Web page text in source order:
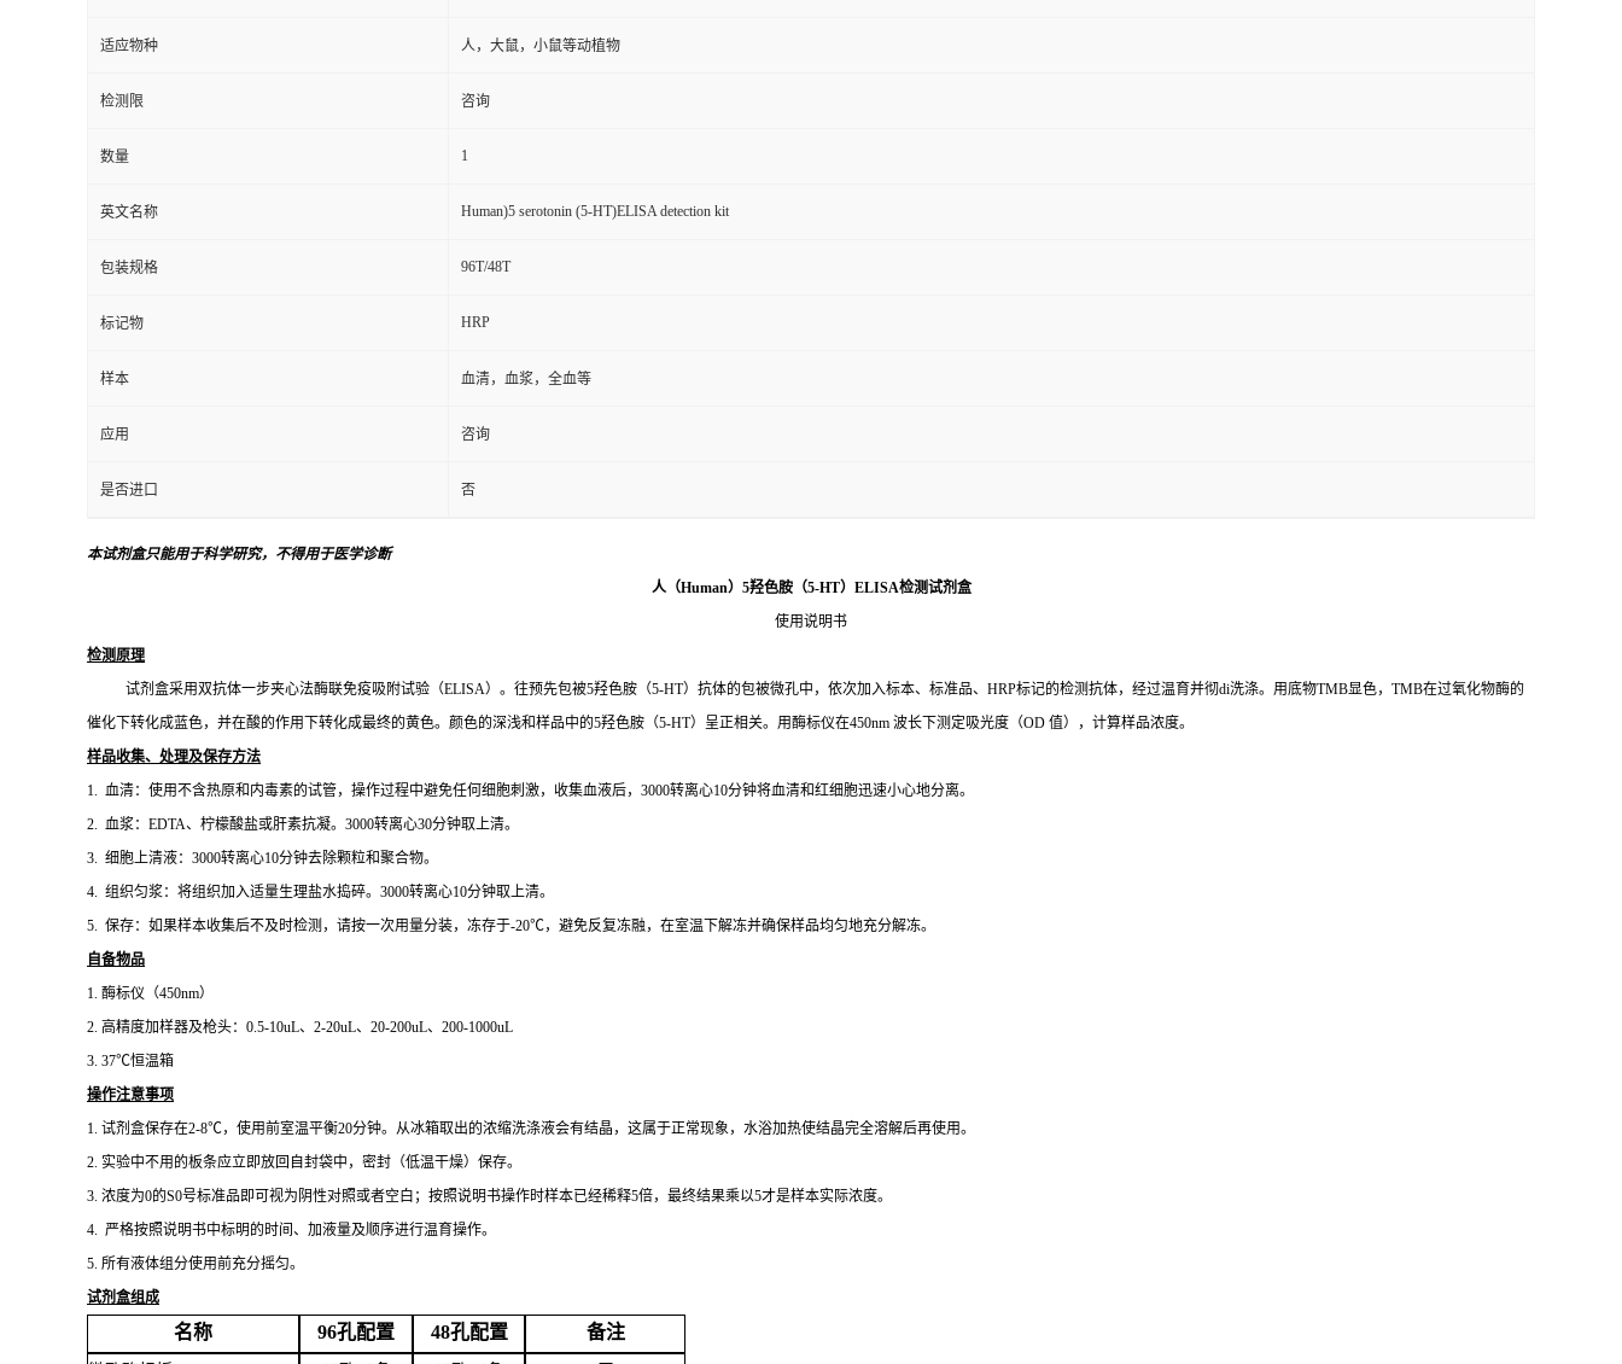
适应物种 人，大鼠，小鼠等动植物
检测限 咨询
数量 1
英文名称 Human)5 serotonin (5-HT)ELISA detection kit
包装规格 96T/48T
标记物 HRP
样本 血清，血浆，全血等
应用 咨询
是否进口 否
本试剂盒只能用于科学研究，不得用于医学诊断
人（Human） 5羟色胺（5-HT） ELISA检测试剂盒
使用说明书
检测原理
试剂盒采用双抗体一步夹心法酶联免疫吸附试验（ELISA）。往预先包被5羟色胺（5-HT） 抗体的包被微孔中，依次加入标本、标准品、 HRP标记的检测抗体，经过温育并彻di洗涤。用底物TMB显色，TMB在过氧化物酶的
催化下转化成蓝色，并在酸的作用下转化成最终的黄色。颜色的深浅和样品中的5羟色胺（5-HT） 呈正相关。用酶标仪在450nm 波长下测定吸光度（OD 值），计算样品浓度。
样品收集、处理及保存方法
1. 血清：使用不含热原和内毒素的试管，操作过程中避免任何细胞刺激，收集血液后，3000转离心10分钟将血清和红细胞迅速小心地分离。
2. 血浆：EDTA、柠檬酸盐或肝素抗凝。3000转离心30分钟取上清。
3. 细胞上清液：3000转离心10分钟去除颗粒和聚合物。
4. 组织匀浆：将组织加入适量生理盐水捣碎。3000转离心10分钟取上清。
5. 保存：如果样本收集后不及时检测，请按一次用量分装，冻存于-20℃，避免反复冻融，在室温下解冻并确保样品均匀地充分解冻。
自备物品
1. 酶标仪（450nm）
2. 高精度加样器及枪头： 0.5-10uL、2-20uL、20-200uL、200-1000uL
3. 37℃恒温箱
操作注意事项
1. 试剂盒保存在2-8℃，使用前室温平衡20分钟。从冰箱取出的浓缩洗涤液会有结晶，这属于正常现象，水浴加热使结晶完全溶解后再使用。
2. 实验中不用的板条应立即放回自封袋中，密封（低温干燥）保存。
3. 浓度为0的S0号标准品即可视为阴性对照或者空白；按照说明书操作时样本已经稀释5倍，最终结果乘以5才是样本实际浓度。
4. 严格按照说明书中标明的时间、加液量及顺序进行温育操作。
5. 所有液体组分使用前充分摇匀。
试剂盒组成
名称 96孔配置 48孔配置 备注